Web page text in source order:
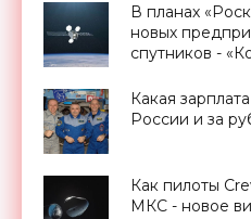
В планах
новых
спутников -
Какая
России и за
Как пилоты
МКС - новое